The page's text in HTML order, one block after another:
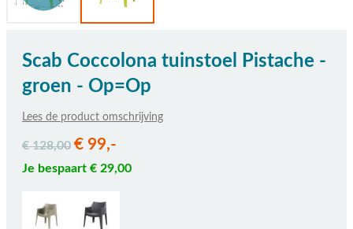
Scab Coccolona tuinstoel Pistache -
groen - Op=Op
Lees de product omschrijving
€ 128,00 € 99,-
Je bespaart € 29,00